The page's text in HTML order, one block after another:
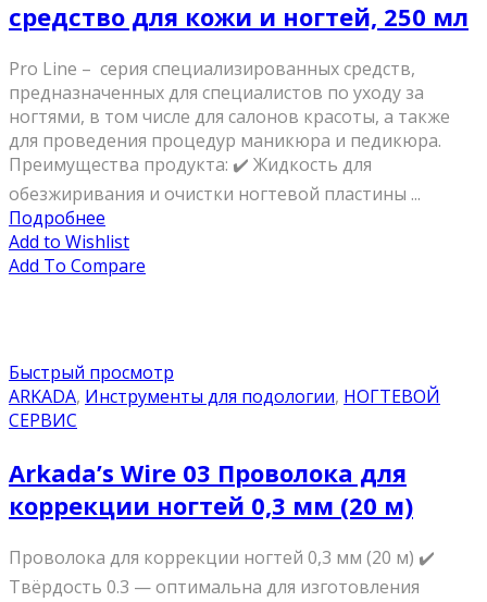
средство для кожи и ногтей, 250 мл
Pro Line – серия специализированных средств,
предназначенных для специалистов по уходу за
ногтями, в том числе для салонов красоты, а также
для проведения процедур маникюра и педикюра.
Преимущества продукта: ✔️ Жидкость для
обезжиривания и очистки ногтевой пластины ...
Подробнее
Add to Wishlist
Add To Compare
Быстрый просмотр
ARKADA, Инструменты для подологии, НОГТЕВОЙ
СЕРВИС
Arkada’s Wire 03 Проволока для
коррекции ногтей 0,3 мм (20 м)
Проволока для коррекции ногтей 0,3 мм (20 м) ✔️
Твёрдость 0.3 — оптимальна для изготовления